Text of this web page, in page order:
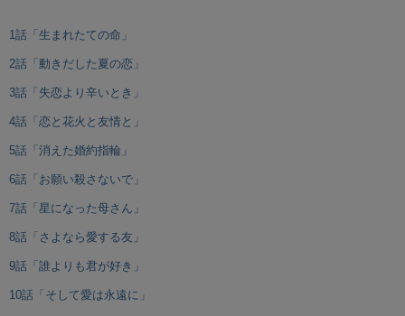
1話「生まれたての命」
2話「動きだした夏の恋」
3話「失恋より辛いとき」
4話「恋と花火と友情と」
5話「消えた婚約指輪」
6話「お願い殺さないで」
7話「星になった母さん」
8話「さよなら愛する友」
9話「誰よりも君が好き」
10話「そして愛は永遠に」